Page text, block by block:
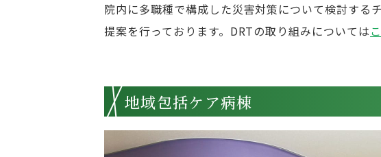
院内に多職種で構成した災害対策について検討する
提案を行っております。DRTの取り組みについては
地域包括ケア病棟